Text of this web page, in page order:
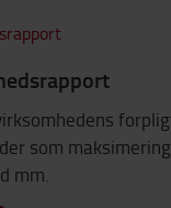
som
mm.